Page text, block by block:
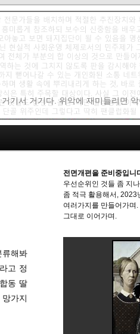
기서 거기다. 위악에 재미들리면
류해봐
고 정
동 딸
가지
전면개편을 준비중입니
우선순위인 것들 좀 지
좀 적극 활용해서, 2023
여러가지를 만들어가며
그대로 이어가며.